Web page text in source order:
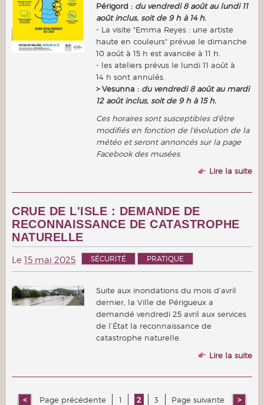
Périgord : du vendredi 8 août au lundi 11
août inclus, soit de 9 h à 14 h.
- La visite "Emma Reyes : une artiste
haute en couleurs" prévue le dimanche
10 août à 15 h est avancée à 11 h.
- les ateliers prévus le lundi 11 août à
14 h sont annulés.
> Vesunna :du vendredi 8 août au mardi
12 août inclus, soit de 9 h à 15 h.
Ces horaires sont susceptibles d'être
modifiés en fonction de l'évolution de la
météo et seront annoncés sur la page
Facebook des musées.
Lire la suite
CRUE DE L'ISLE : DEMANDE DE
RECONNAISSANCE DE CATASTROPHE
NATURELLE
Le 15 mai 2025 SÉCURITÉ PRATIQUE
Suite aux inondations du mois d’avril
dernier, la Ville de Périgueux a
demandé vendredi 25 avril aux services
de l’État la reconnaissance de
catastrophe naturelle.
Lire la suite
Page précédente 1 2 3 Page suivante